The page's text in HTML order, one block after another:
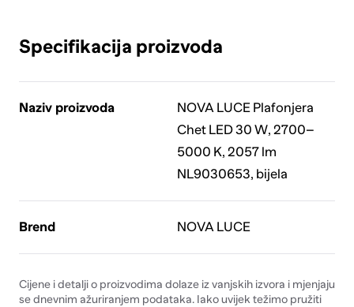
Specifikacija proizvoda
Naziv proizvoda
NOVA LUCE Plafonjera
Chet LED 30 W, 2700–
5000 K, 2057 lm
NL9030653, bijela
Brend NOVA LUCE
Cijene i detalji o proizvodima dolaze iz vanjskih izvora i mjenjaju
se dnevnim ažuriranjem podataka. Iako uvijek težimo pružiti